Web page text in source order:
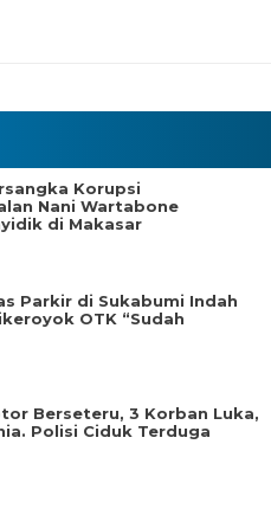
Korupsi
Nani Wartabone
di Makasar
Parkir di Sukabumi Indah
OTK “Sudah
Berseteru, 3 Korban Luka,
Polisi Ciduk Terduga